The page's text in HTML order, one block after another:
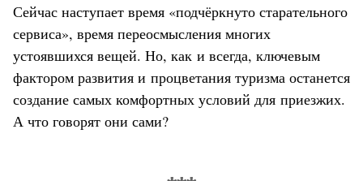
Сейчас наступает время «подчёркнуто старательного
сервиса», время переосмысления многих
устоявшихся вещей. Но, как и всегда, ключевым
фактором развития и процветания туризма останется
создание самых комфортных условий для приезжих.
А что говорят они сами?